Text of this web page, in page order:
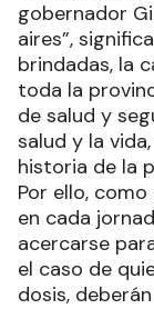
gobernador
aires”,
brindadas, la
toda la
de salud y
salud y la
historia de la
Por ello,
en cada
acercarse
el caso de
dosis,